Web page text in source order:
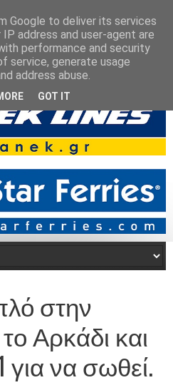
στην
Αρκάδι και
για να σωθεί.
Google to deliver its services
address and user-agent are
performance and security
service, generate usage
address abuse.
GOT IT